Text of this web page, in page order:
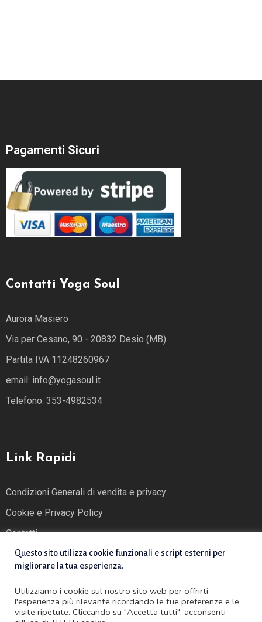
Pagamenti Sicuri
Contatti Yoga Soul
Aurora Masiero
Via per Cesano, 90 - 20832 Desio (MB)
Partita IVA 11248260967
email: info@yogasoul.it
Telefono: 353-4982534
Link Rapidi
Condizioni Generali di vendita e privacy
Cookie e Privacy Policy
Contatti
Questo sito utilizza cookie funzionali e script esterni per
migliorare la tua esperienza.
Utilizziamo i cookie sul nostro sito web per offrirti
l'esperienza più rilevante ricordando le tue preferenze e le
visite ripetute. Cliccando su "Accetta tutti", acconsenti